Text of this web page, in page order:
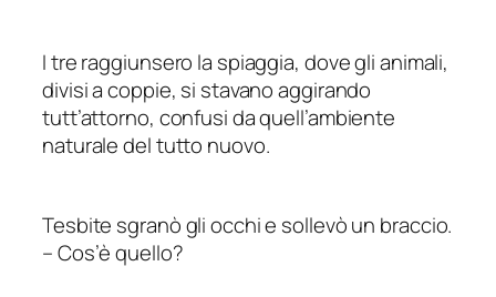
I tre raggiunsero la spiaggia, dove gli animali,
divisi a coppie, si stavano aggirando
tutt’attorno, confusi da quell’ambiente
naturale del tutto nuovo.
Tesbite sgranò gli occhi e sollevò un braccio.
–Cos’è quello?